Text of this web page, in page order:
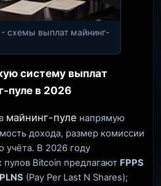
- схемы выплат майнинг-
систему выплат
пуле в 2026
майнинг-пуле напрямую
дохода, размер комиссии
учёта. В 2026 году
Bitcoin предлагают FPPS
(Pay Per Last N Shares);